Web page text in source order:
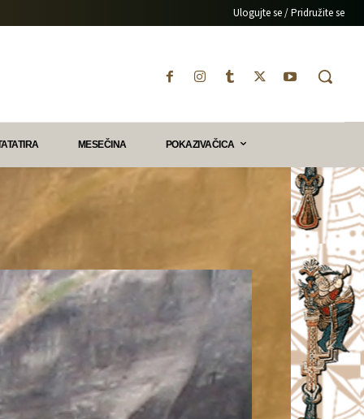
Ulogujte se / Pridružite se
MESEČINA POKAZIVAČICA